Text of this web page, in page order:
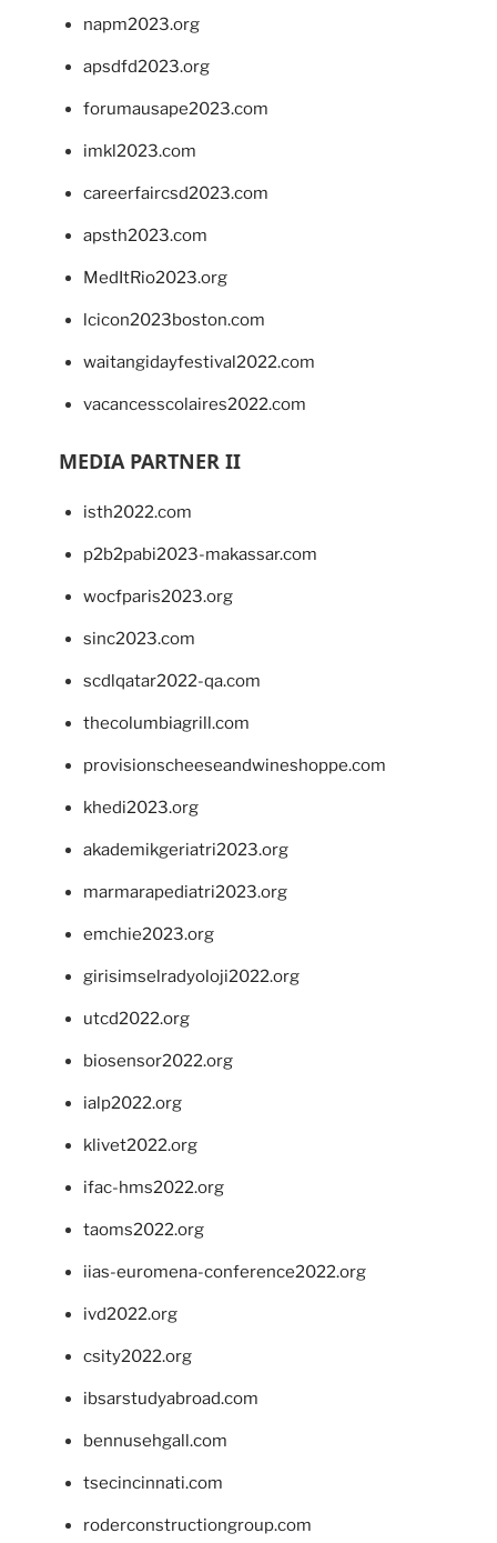
napm2023.org
apsdfd2023.org
forumausape2023.com
imkl2023.com
careerfaircsd2023.com
apsth2023.com
MedItRio2023.org
lcicon2023boston.com
waitangidayfestival2022.com
vacancesscolaires2022.com
MEDIA PARTNER II
isth2022.com
p2b2pabi2023-makassar.com
wocfparis2023.org
sinc2023.com
scdlqatar2022-qa.com
thecolumbiagrill.com
provisionscheeseandwineshoppe.com
khedi2023.org
akademikgeriatri2023.org
marmarapediatri2023.org
emchie2023.org
girisimselradyoloji2022.org
utcd2022.org
biosensor2022.org
ialp2022.org
klivet2022.org
ifac-hms2022.org
taoms2022.org
iias-euromena-conference2022.org
ivd2022.org
csity2022.org
ibsarstudyabroad.com
bennusehgall.com
tsecincinnati.com
roderconstructiongroup.com